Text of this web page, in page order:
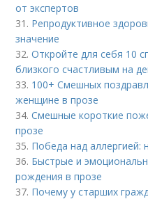
от экспертов
31. Репродуктивное
значение
32.Откройте для себя 10
близкого счастливым на
33. 100+ Смешных
женщине в прозе
34.Смешные короткие
прозе
35. Победа над аллергией:
36. Быстрые и
рождения в прозе
37. Почему у старших